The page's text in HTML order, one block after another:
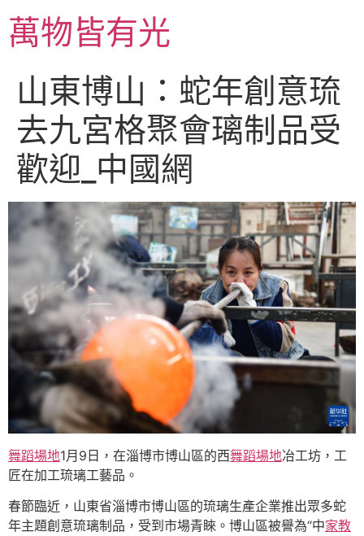
主萬物皆有光
山東博山：蛇年創意琉
去九宮格聚會璃制品受
歡迎_中國網
舞蹈場地1月9日，在淄博市博山區的西舞蹈場地冶工坊，工
匠在加工琉璃工藝品。
春節臨近，山東省淄博市博山區的琉璃生產企業推出眾多蛇
年主題創意琉璃制品，受到市場青睞。博山區被譽為“中家教